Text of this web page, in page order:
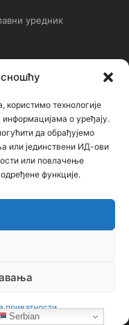
технологије
о уређају.
да обрађујемо
или јединствени ИД-ови
или повлачење
функције.
приватности
уредник
и идеолошким
раду.
(newsletter)
Serbian